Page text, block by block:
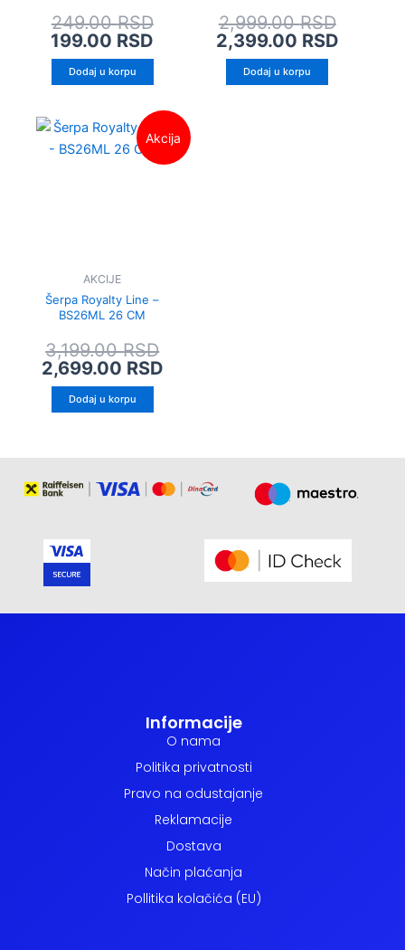
249.00RSD
199.00 RSD
Dodaj u korpu
2,999.00RSD
2,399.00 RSD
Dodaj u korpu
Akcija
AKCIJE
Šerpa Royalty Line –
BS26ML 26 CM
3,199.00RSD
Originalna
cena
je
2,699.00 RSD
Trenutna
cena
je:
Dodaj u korpu
Informacije
O nama
Politika privatnosti
Pravo na odustajanje
Reklamacije
Dostava
Način plaćanja
Pollitika kolačića (EU)